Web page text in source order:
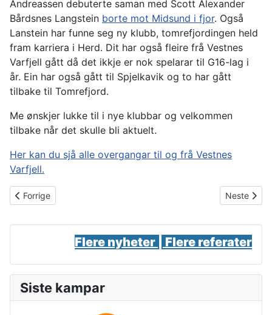
Andreassen debuterte saman med Scott Alexander
Bårdsnes Langstein borte mot Midsund i fjor. Også
Lanstein har funne seg ny klubb, tomrefjordingen held
fram karriera i Herd. Dit har også fleire frå Vestnes
Varfjell gått då det ikkje er nok spelarar til G16-lag i
år. Ein har også gått til Spjelkavik og to har gått
tilbake til Tomrefjord.
Me ønskjer lukke til i nye klubbar og velkommen
tilbake når det skulle bli aktuelt.
Her kan du sjå alle overgangar til og frå Vestnes
Varfjell.
Forrige artikkel: Kapteinen forlét skuta
Forrige Neste
Neste
Flere nyheter | Flere referater
Siste kampar